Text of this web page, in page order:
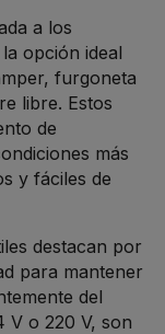
a los
opción ideal
furgoneta
libre. Estos
de
más
y fáciles de
destacan por
para mantener
del
V o 220 V, son